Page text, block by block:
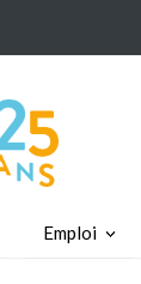
Emploi